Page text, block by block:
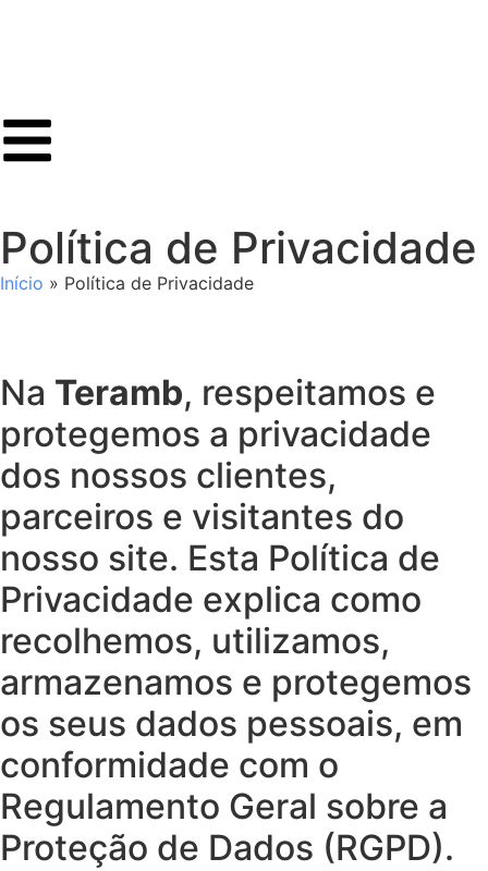
Política de Privacidade
Início » Política de Privacidade
Na Teramb, respeitamos e
protegemos a privacidade
dos nossos clientes,
parceiros e visitantes do
nosso site. Esta Política de
Privacidade explica como
recolhemos, utilizamos,
armazenamos e protegemos
os seus dados pessoais, em
conformidade com o
Regulamento Geral sobre a
Proteção de Dados (RGPD).